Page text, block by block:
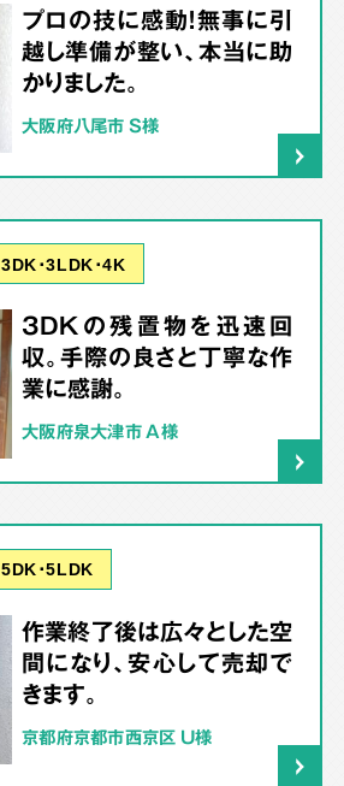
プロの技に感動！無事に引
越し準備が整い、本当に助
かりました。
大阪府八尾市 S様
3DK･3LDK･4K
3DKの残置物を迅速回
収。手際の良さと丁寧な作
業に感謝。
大阪府泉大津市 A様
5DK･5LDK
作業終了後は広々とした空
間になり、安心して売却で
きます。
京都府京都市西京区 U様